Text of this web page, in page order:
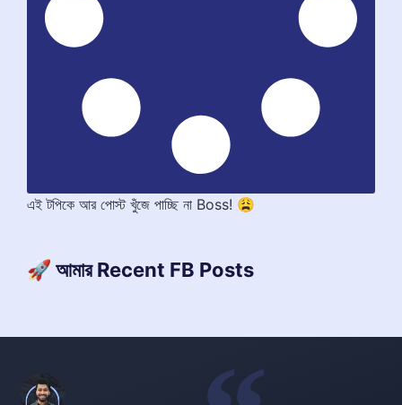
এই টপিকে আর পোস্ট খুঁজে পাচ্ছি না Boss! 😩
🚀 আমার Recent FB Posts